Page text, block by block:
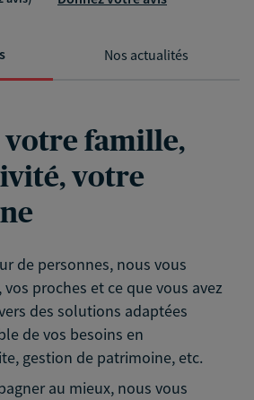
Nos actualités
votre famille,
votre
de personnes, nous vous
proches et ce que vous avez
des solutions adaptées
de vos besoins en
gestion de patrimoine, etc.
au mieux, nous vous